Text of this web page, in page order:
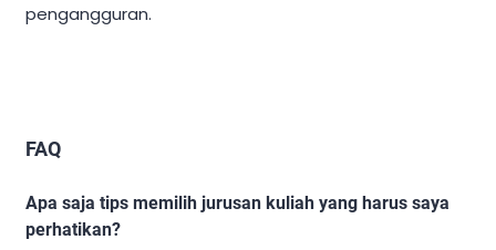
pengangguran.
FAQ
Apa saja tips memilih jurusan kuliah yang harus saya
perhatikan?